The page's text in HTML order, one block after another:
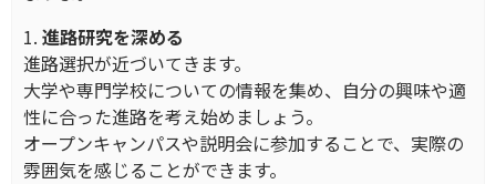
1. 進路研究を深める
進路選択が近づいてきます。
大学や専門学校についての情報を集め、自分の興味や適
性に合った進路を考え始めましょう。
オープンキャンパスや説明会に参加することで、実際の
雰囲気を感じることができます。